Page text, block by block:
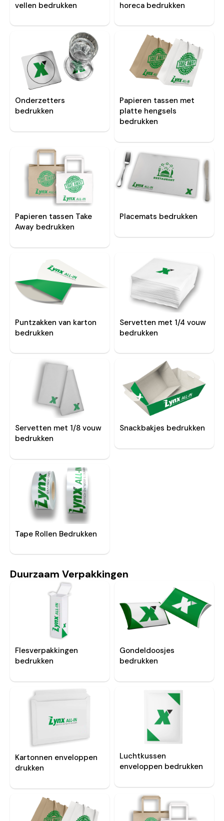
vellen bedrukken
horeca bedrukken
Onderzetters
bedrukken
Papieren tassen met
platte hengsels
bedrukken
Papieren tassen Take
Away bedrukken
Placemats bedrukken
Puntzakken van karton
bedrukken
Servetten met 1/4 vouw
bedrukken
Servetten met 1/8 vouw
bedrukken
Snackbakjes bedrukken
Tape Rollen Bedrukken
Duurzaam Verpakkingen
Flesverpakkingen
bedrukken
Gondeldoosjes
bedrukken
Kartonnen enveloppen
drukken
Luchtkussen
enveloppen bedrukken